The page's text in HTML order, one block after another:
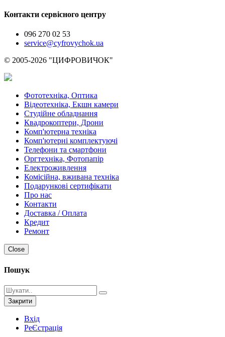
Контакти сервісного центру
096 270 02 53
service@cyfrovychok.ua
© 2005-2026 "ЦИФРОВИЧОК"
Фототехніка, Оптика
Відеотехніка, Екшн камери
Студійне обладнання
Квадрокоптери, Дрони
Комп'ютерна техніка
Комп'ютерні комплектуючі
Телефони та смартфони
Оргтехніка, Фотопапір
Електроживлення
Комісійна, вживана техніка
Подарункові сертифікати
Про нас
Контакти
Доставка / Оплата
Кредит
Ремонт
Close
Пошук
Закрити
Вхід
РеЄстрація